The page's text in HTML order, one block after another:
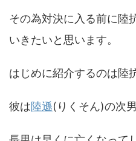
その為対決に入る前に陸
いきたいと思います。
はじめに紹介するのは陸
彼は陸遜(りくそん)の次